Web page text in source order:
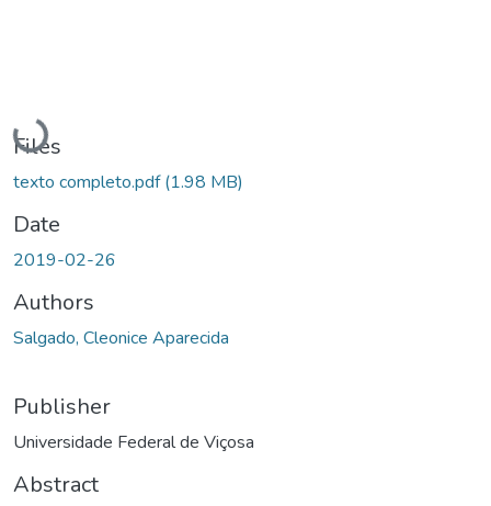
Loading...
Files
texto completo.pdf(1.98 MB)
Date
2019-02-26
Authors
Salgado, Cleonice Aparecida
Publisher
Universidade Federal de Viçosa
Abstract